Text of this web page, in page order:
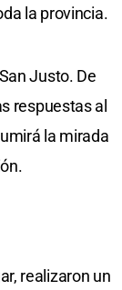
la provincia.
Justo. De
respuestas al
la mirada
realizaron un